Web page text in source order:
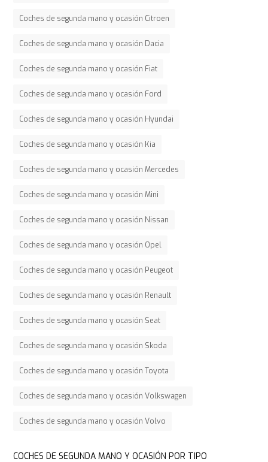
Coches de segunda mano y ocasión Citroen
Coches de segunda mano y ocasión Dacia
Coches de segunda mano y ocasión Fiat
Coches de segunda mano y ocasión Ford
Coches de segunda mano y ocasión Hyundai
Coches de segunda mano y ocasión Kia
Coches de segunda mano y ocasión Mercedes
Coches de segunda mano y ocasión Mini
Coches de segunda mano y ocasión Nissan
Coches de segunda mano y ocasión Opel
Coches de segunda mano y ocasión Peugeot
Coches de segunda mano y ocasión Renault
Coches de segunda mano y ocasión Seat
Coches de segunda mano y ocasión Skoda
Coches de segunda mano y ocasión Toyota
Coches de segunda mano y ocasión Volkswagen
Coches de segunda mano y ocasión Volvo
COCHES DE SEGUNDA MANO Y OCASIÓN POR TIPO